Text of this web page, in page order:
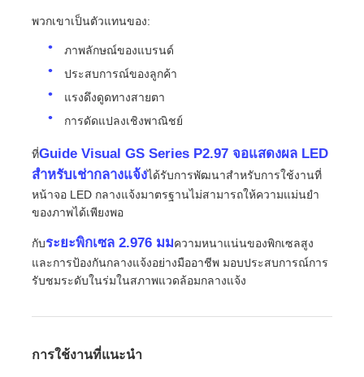
จอแสดงผล LED ผนังวิดีโอ
หน้าจอแสดงผล LED
หน้าจอแสดงคอนเสิร์ต
ให้เช่าจอ LED
ผนังวิดีโอ LED COB
พวกเขาเป็นตัวแทนของ:
ภาพลักษณ์ของแบรนด์
ประสบการณ์ของลูกค้า
แรงดึงดูดทางสายตา
การดัดแปลงเชิงพาณิชย์
ที่Guide Visual GS Series P2.97 จอแสดงผล LED
สำหรับเช่ากลางแจ้งได้รับการพัฒนาสำหรับการใช้งานที่
หน้าจอ LED กลางแจ้งมาตรฐานไม่สามารถให้ความแม่นยำ
ของภาพได้เพียงพอ
กับระยะพิกเซล 2.976 มมความหนาแน่นของพิกเซลสูง
และการป้องกันกลางแจ้งอย่างมืออาชีพ มอบประสบการณ์การ
รับชมระดับในร่มในสภาพแวดล้อมกลางแจ้ง
การใช้งานที่แนะนำ